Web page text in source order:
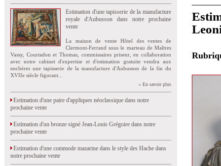
Estimation d'une tapisserie de la manufacture
royale d'Aubusson dans notre prochaine
vente
La maison de vente Hôtel des ventes de
Clermont-Ferrand sous le marteau de Maîtres
Vassy, Courtadon et Thomas, commissaires priseur, en collaboration
avec notre cabinet d'expertise et d'estimation gratuite vendra aux
enchères une tapisserie de la manufacture d'Aubusson de la fin du
XVIIe siècle figurant...
» En savoir plus
Estimation d'une paire d'appliques néoclassique dans notre
prochaine vente
Estimation d'un bronze signé Jean-Louis Grégoire dans notre
prochaine vente
Estimation d'une commode mazarine dans le style des Hache dans
notre prochaine vente